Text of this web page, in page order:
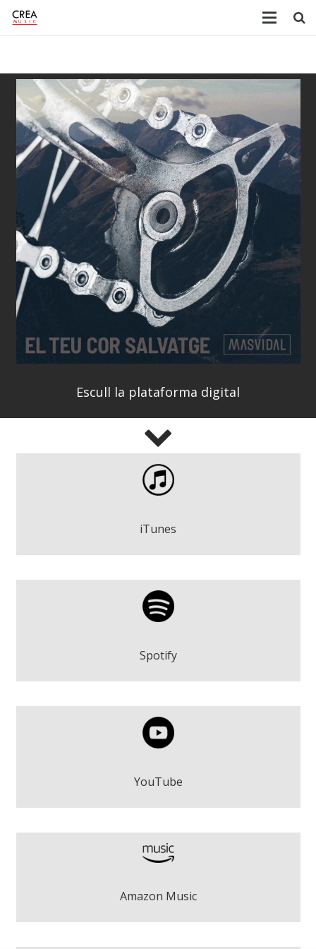
Escull la plataforma digital
iTunes
Masvidal - El teu cor salvatge
Spotify
Masvidal - El teu cor salvatge
YouTube
Masvidal - El teu cor salvatge
Amazon Music
Masvidal - El teu cor salvatge
Play